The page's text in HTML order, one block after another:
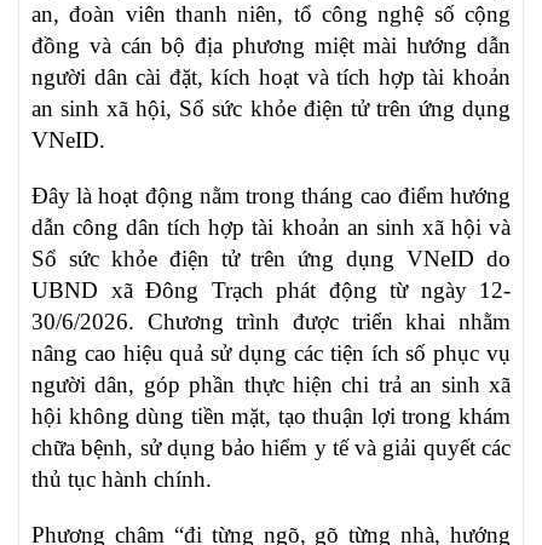
an, đoàn viên thanh niên, tổ công nghệ số cộng
đồng và cán bộ địa phương miệt mài hướng dẫn
người dân cài đặt, kích hoạt và tích hợp tài khoản
an sinh xã hội, Sổ sức khỏe điện tử trên ứng dụng
VNeID.
Đây là hoạt động nằm trong tháng cao điểm hướng
dẫn công dân tích hợp tài khoản an sinh xã hội và
Sổ sức khỏe điện tử trên ứng dụng VNeID do
UBND xã Đông Trạch phát động từ ngày 12-
30/6/2026. Chương trình được triển khai nhằm
nâng cao hiệu quả sử dụng các tiện ích số phục vụ
người dân, góp phần thực hiện chi trả an sinh xã
hội không dùng tiền mặt, tạo thuận lợi trong khám
chữa bệnh, sử dụng bảo hiểm y tế và giải quyết các
thủ tục hành chính.
Phương châm “đi từng ngõ, gõ từng nhà, hướng